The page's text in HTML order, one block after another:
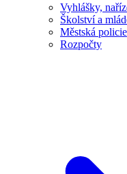
Vyhlášky,
Školství a
Městská policie
Rozpočty